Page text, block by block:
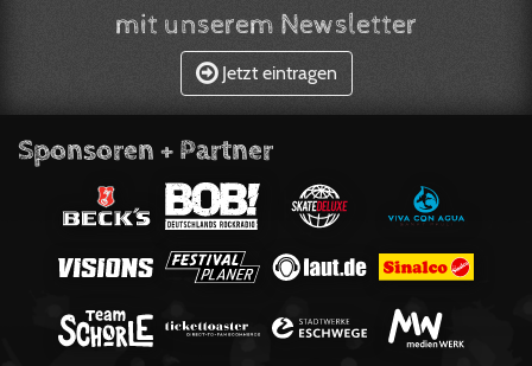
mit unserem Newsletter
Jetzt eintragen
Sponsoren + Partner